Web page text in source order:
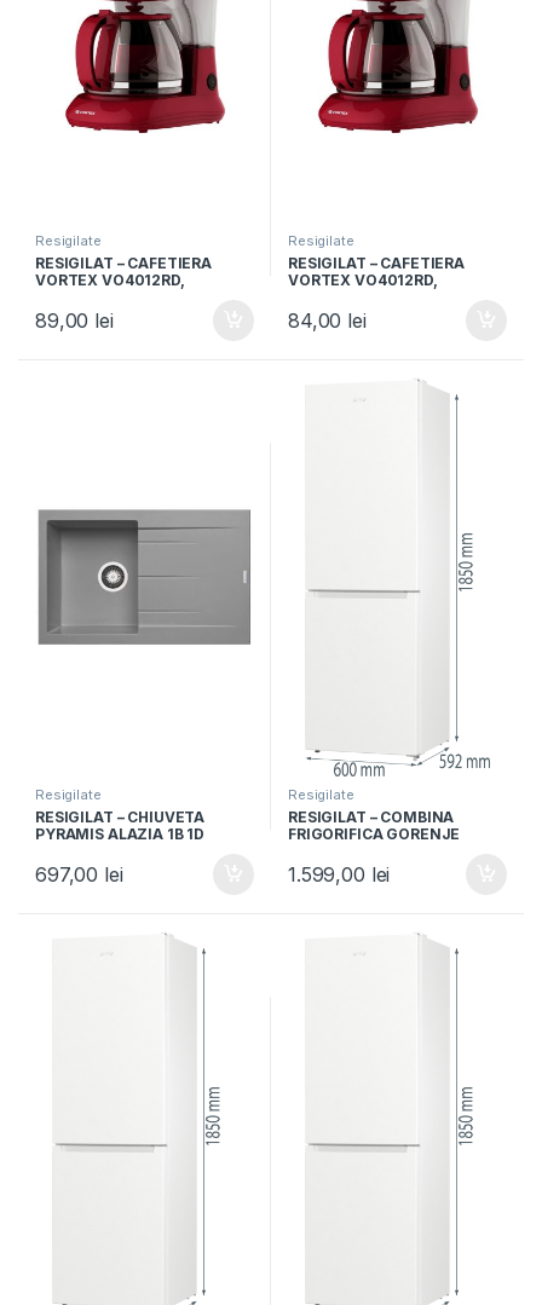
Resigilate
RESIGILAT – CAFETIERA
VORTEX VO4012RD,
750W, 10 cesti, Rosu
89,00 lei
Resigilate
RESIGILAT – CAFETIERA
VORTEX VO4012RD,
750W, 10 cesti, Rosu
84,00 lei
Resigilate
RESIGILAT – CHIUVETA
PYRAMIS ALAZIA 1B 1D
Reversibil, Montare pe blat,
Iron grey
697,00 lei
Resigilate
RESIGILAT – COMBINA
FRIGORIFICA GORENJE
NoFrost Plus, IonAir,
Multiflow 360°, Alb
1.599,00 lei